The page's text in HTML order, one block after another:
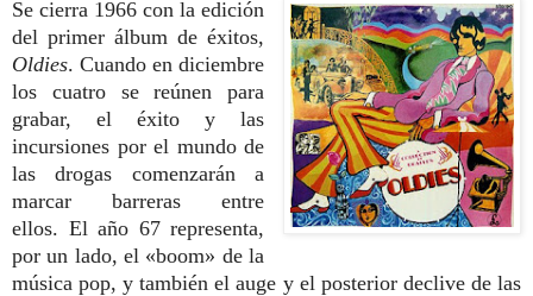
Se cierra 1966 con la edición
del primer álbum de éxitos,
Oldies. Cuando en diciembre
los cuatro se reúnen para
grabar, el éxito y las
incursiones por el mundo de
las drogas comenzarán a
marcar barreras entre
ellos. El año 67 representa,
por un lado, el «boom» de la
música pop, y también el auge y el posterior declive de las